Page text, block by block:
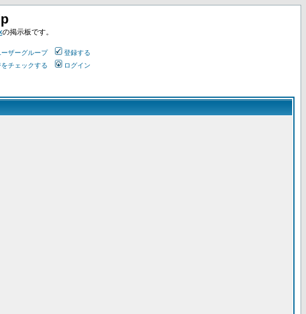
の掲示板です。
ーザーグループ
登録する
チェックする ログイン